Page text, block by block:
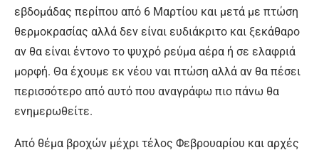
εβδομάδας περίπου από 6 Μαρτίου και μετά με πτώση
θερμοκρασίας αλλά δεν είναι ευδιάκριτο και ξεκάθαρο
αν θα είναι έντονο το ψυχρό ρεύμα αέρα ή σε ελαφριά
μορφή. Θα έχουμε εκ νέου ναι πτώση αλλά αν θα πέσει
περισσότερο από αυτό που αναγράφω πιο πάνω θα
ενημερωθείτε.
Από θέμα βροχών μέχρι τέλος Φεβρουαρίου και αρχές